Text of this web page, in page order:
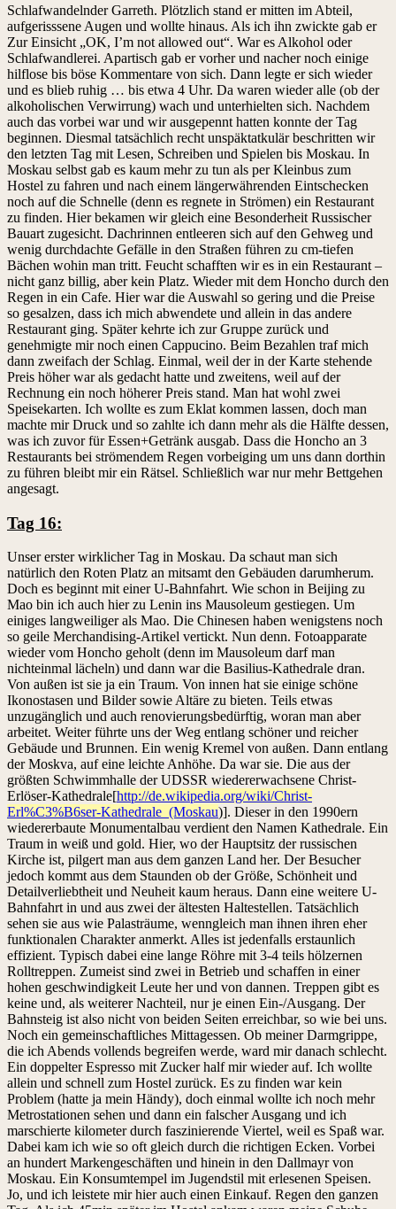
Schlafwandelnder Garreth. Plötzlich stand er mitten im Abteil,
aufgerisssene Augen und wollte hinaus. Als ich ihn zwickte gab er
Zur Einsicht „OK, I’m not allowed out“. War es Alkohol oder
Schlafwandlerei. Apartisch gab er vorher und nacher noch einige
hilflose bis böse Kommentare von sich. Dann legte er sich wieder
und es blieb ruhig … bis etwa 4 Uhr. Da waren wieder alle (ob der
alkoholischen Verwirrung) wach und unterhielten sich. Nachdem
auch das vorbei war und wir ausgepennt hatten konnte der Tag
beginnen. Diesmal tatsächlich recht unspäktatkulär beschritten wir
den letzten Tag mit Lesen, Schreiben und Spielen bis Moskau. In
Moskau selbst gab es kaum mehr zu tun als per Kleinbus zum
Hostel zu fahren und nach einem längerwährenden Eintschecken
noch auf die Schnelle (denn es regnete in Strömen) ein Restaurant
zu finden. Hier bekamen wir gleich eine Besonderheit Russischer
Bauart zugesicht. Dachrinnen entleeren sich auf den Gehweg und
wenig durchdachte Gefälle in den Straßen führen zu cm-tiefen
Bächen wohin man tritt. Feucht schafften wir es in ein Restaurant –
nicht ganz billig, aber kein Platz. Wieder mit dem Honcho durch den
Regen in ein Cafe. Hier war die Auswahl so gering und die Preise
so gesalzen, dass ich mich abwendete und allein in das andere
Restaurant ging. Später kehrte ich zur Gruppe zurück und
genehmigte mir noch einen Cappucino. Beim Bezahlen traf mich
dann zweifach der Schlag. Einmal, weil der in der Karte stehende
Preis höher war als gedacht hatte und zweitens, weil auf der
Rechnung ein noch höherer Preis stand. Man hat wohl zwei
Speisekarten. Ich wollte es zum Eklat kommen lassen, doch man
machte mir Druck und so zahlte ich dann mehr als die Hälfte dessen,
was ich zuvor für Essen+Getränk ausgab. Dass die Honcho an 3
Restaurants bei strömendem Regen vorbeiging um uns dann dorthin
zu führen bleibt mir ein Rätsel. Schließlich war nur mehr Bettgehen
angesagt.
Tag 16:
Unser erster wirklicher Tag in Moskau. Da schaut man sich
natürlich den Roten Platz an mitsamt den Gebäuden darumherum.
Doch es beginnt mit einer U-Bahnfahrt. Wie schon in Beijing zu
Mao bin ich auch hier zu Lenin ins Mausoleum gestiegen. Um
einiges langweiliger als Mao. Die Chinesen haben wenigstens noch
so geile Merchandising-Artikel vertickt. Nun denn. Fotoapparate
wieder vom Honcho geholt (denn im Mausoleum darf man
nichteinmal lächeln) und dann war die Basilius-Kathedrale dran.
Von außen ist sie ja ein Traum. Von innen hat sie einige schöne
Ikonostasen und Bilder sowie Altäre zu bieten. Teils etwas
unzugänglich und auch renovierungsbedürftig, woran man aber
arbeitet. Weiter führte uns der Weg entlang schöner und reicher
Gebäude und Brunnen. Ein wenig Kremel von außen. Dann entlang
der Moskva, auf eine leichte Anhöhe. Da war sie. Die aus der
größten Schwimmhalle der UDSSR wiedererwachsene Christ-
Erlöser-Kathedrale[http://de.wikipedia.org/wiki/Christ-
Erl%C3%B6ser-Kathedrale_(Moskau)]. Dieser in den 1990ern
wiedererbaute Monumentalbau verdient den Namen Kathedrale. Ein
Traum in weiß und gold. Hier, wo der Hauptsitz der russischen
Kirche ist, pilgert man aus dem ganzen Land her. Der Besucher
jedoch kommt aus dem Staunden ob der Größe, Schönheit und
Detailverliebtheit und Neuheit kaum heraus. Dann eine weitere U-
Bahnfahrt in und aus zwei der ältesten Haltestellen. Tatsächlich
sehen sie aus wie Palasträume, wenngleich man ihnen ihren eher
funktionalen Charakter anmerkt. Alles ist jedenfalls erstaunlich
effizient. Typisch dabei eine lange Röhre mit 3-4 teils hölzernen
Rolltreppen. Zumeist sind zwei in Betrieb und schaffen in einer
hohen geschwindigkeit Leute her und von dannen. Treppen gibt es
keine und, als weiterer Nachteil, nur je einen Ein-/Ausgang. Der
Bahnsteig ist also nicht von beiden Seiten erreichbar, so wie bei uns.
Noch ein gemeinschaftliches Mittagessen. Ob meiner Darmgrippe,
die ich Abends vollends begreifen werde, ward mir danach schlecht.
Ein doppelter Espresso mit Zucker half mir wieder auf. Ich wollte
allein und schnell zum Hostel zurück. Es zu finden war kein
Problem (hatte ja mein Händy), doch einmal wollte ich noch mehr
Metrostationen sehen und dann ein falscher Ausgang und ich
marschierte kilometer durch faszinierende Viertel, weil es Spaß war.
Dabei kam ich wie so oft gleich durch die richtigen Ecken. Vorbei
an hundert Markengeschäften und hinein in den Dallmayr von
Moskau. Ein Konsumtempel im Jugendstil mit erlesenen Speisen.
Jo, und ich leistete mir hier auch einen Einkauf. Regen den ganzen